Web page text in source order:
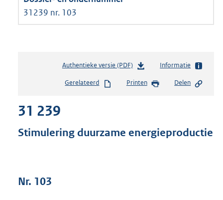
31239 nr. 103
Authentieke versie (PDF)b
s
s
Informatie
Gerelateerd Printen Delen
31 239
Stimulering duurzame energieproductie
Nr. 103